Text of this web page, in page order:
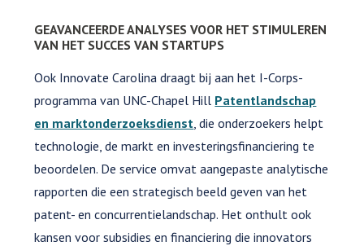
GEAVANCEERDE ANALYSES VOOR HET STIMULEREN
VAN HET SUCCES VAN STARTUPS
Ook Innovate Carolina draagt bij aan het I-Corps-
programma van UNC-Chapel Hill Patentlandschap
en marktonderzoeksdienst , die onderzoekers helpt
technologie, de markt en investeringsfinanciering te
beoordelen. De service omvat aangepaste analytische
rapporten die een strategisch beeld geven van het
patent- en concurrentielandschap. Het onthult ook
kansen voor subsidies en financiering die innovators